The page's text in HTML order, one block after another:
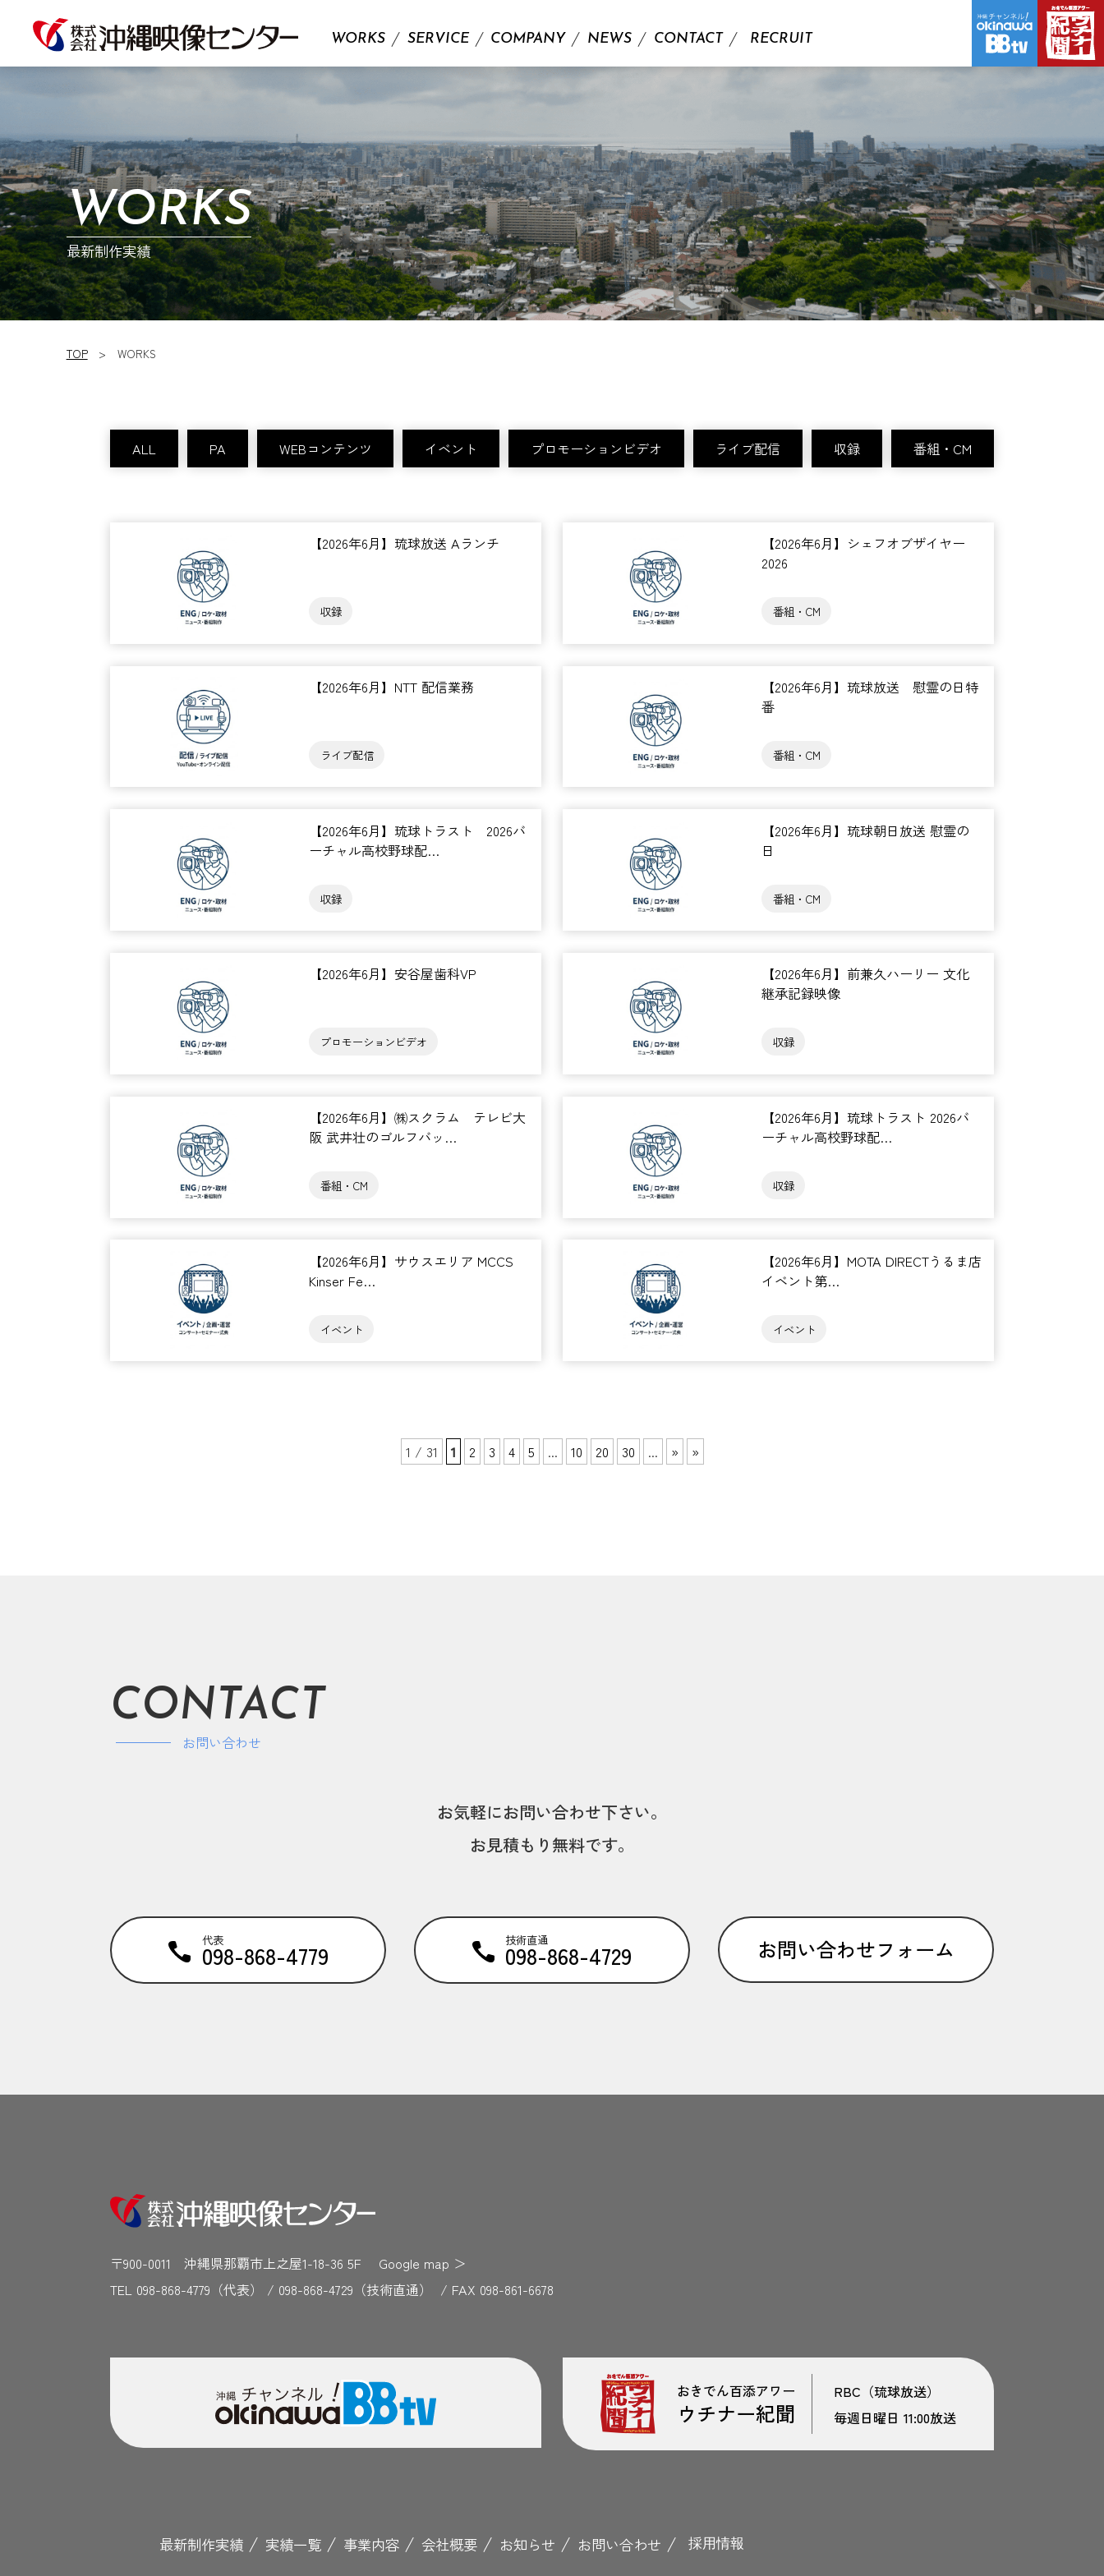
WORKS SERVICE COMPANY NEWS CONTACT RECRUIT
WORKS
最新制作実績
TOP WORKS
ALL PA WEBコンテンツ イベント プロモーションビデオ ライブ配信 収録 番組・CM
【2026年6月】琉球放送 Aランチ
収録
【2026年6月】シェフオブザイヤー
2026
番組・CM
【2026年6月】NTT 配信業務
ライブ配信
【2026年6月】琉球放送 慰霊の日特
番
番組・CM
【2026年6月】琉球トラスト 2026バ
ーチャル高校野球配…
収録
【2026年6月】琉球朝日放送 慰霊の
日
番組・CM
【2026年6月】安谷屋歯科VP
プロモーションビデオ
【2026年6月】前兼久ハーリー 文化
継承記録映像
収録
【2026年6月】㈱スクラム テレビ大
阪 武井壮のゴルフバッ…
番組・CM
【2026年6月】琉球トラスト 2026バ
ーチャル高校野球配…
収録
【2026年6月】サウスエリア MCCS
Kinser Fe…
イベント
【2026年6月】MOTA DIRECTうるま店
イベント第…
イベント
1 / 31 1 2 3 4 5 ... 10 20 30 ... » »
CONTACT
お問い合わせ
お気軽にお問い合わせ下さい。
お見積もり無料です。
代表
098-868-4779 技術直通
098-868-4729 お問い合わせフォーム
〒900-0011 沖縄県那覇市上之屋1-18-36 5F Google map ＞
TEL 098-868-4779（代表） / 098-868-4729（技術直通）
/ FAX 098-861-6678
おきでん百添アワー
ウチナー紀聞
RBC（琉球放送）
毎週日曜日 11:00放送
最新制作実績 実績一覧 事業内容 会社概要 お知らせ お問い合わせ 採用情報